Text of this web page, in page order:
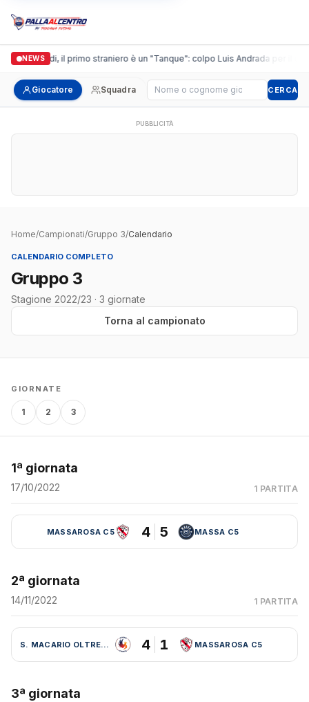
NEWS
Casalguidi, il primo straniero è un "Tanque": colpo Luis Andrada per il
Giocatore Squadra Cerca giocatore CERCA
PUBBLICITÀ
Home/Campionati/Gruppo 3/Calendario
CALENDARIO COMPLETO
Gruppo 3
Stagione 2022/23 · 3 giornate
Torna al campionato
GIORNATE
1 2 3
1ª giornata
17/10/2022 1 PARTITA
MASSAROSA C5 4 5 MASSA C5
2ª giornata
14/11/2022 1 PARTITA
S. MACARIO OLTRESERCHIO 4 1 MASSAROSA C5
3ª giornata